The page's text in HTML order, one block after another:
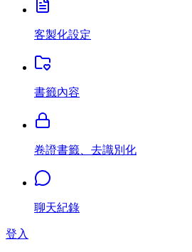
客製化設定
書籤內容
卷證書籤、去識別化
聊天紀錄
登入